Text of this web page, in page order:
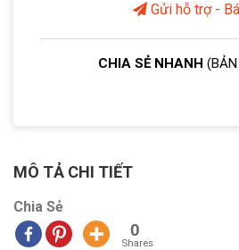
Gửi hỗ trợ -
CHIA SẺ NHANH
MÔ TẢ CHI TIẾT
Chia Sẻ
0
Shares